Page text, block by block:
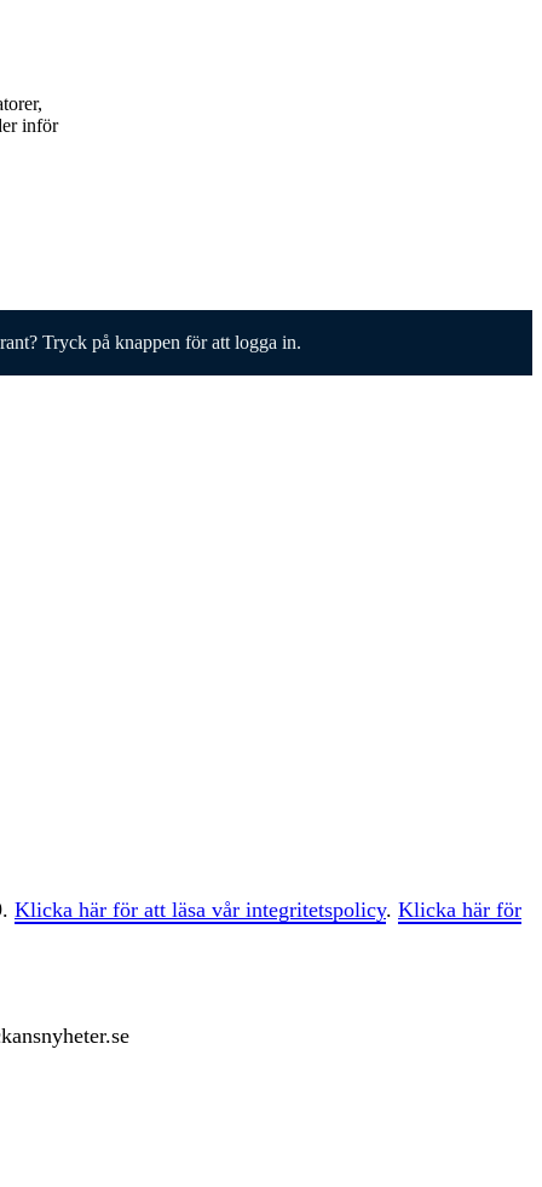
inför
Tryck på knappen för att logga in.
Klicka här för att läsa vår integritetspolicy. Klicka här för